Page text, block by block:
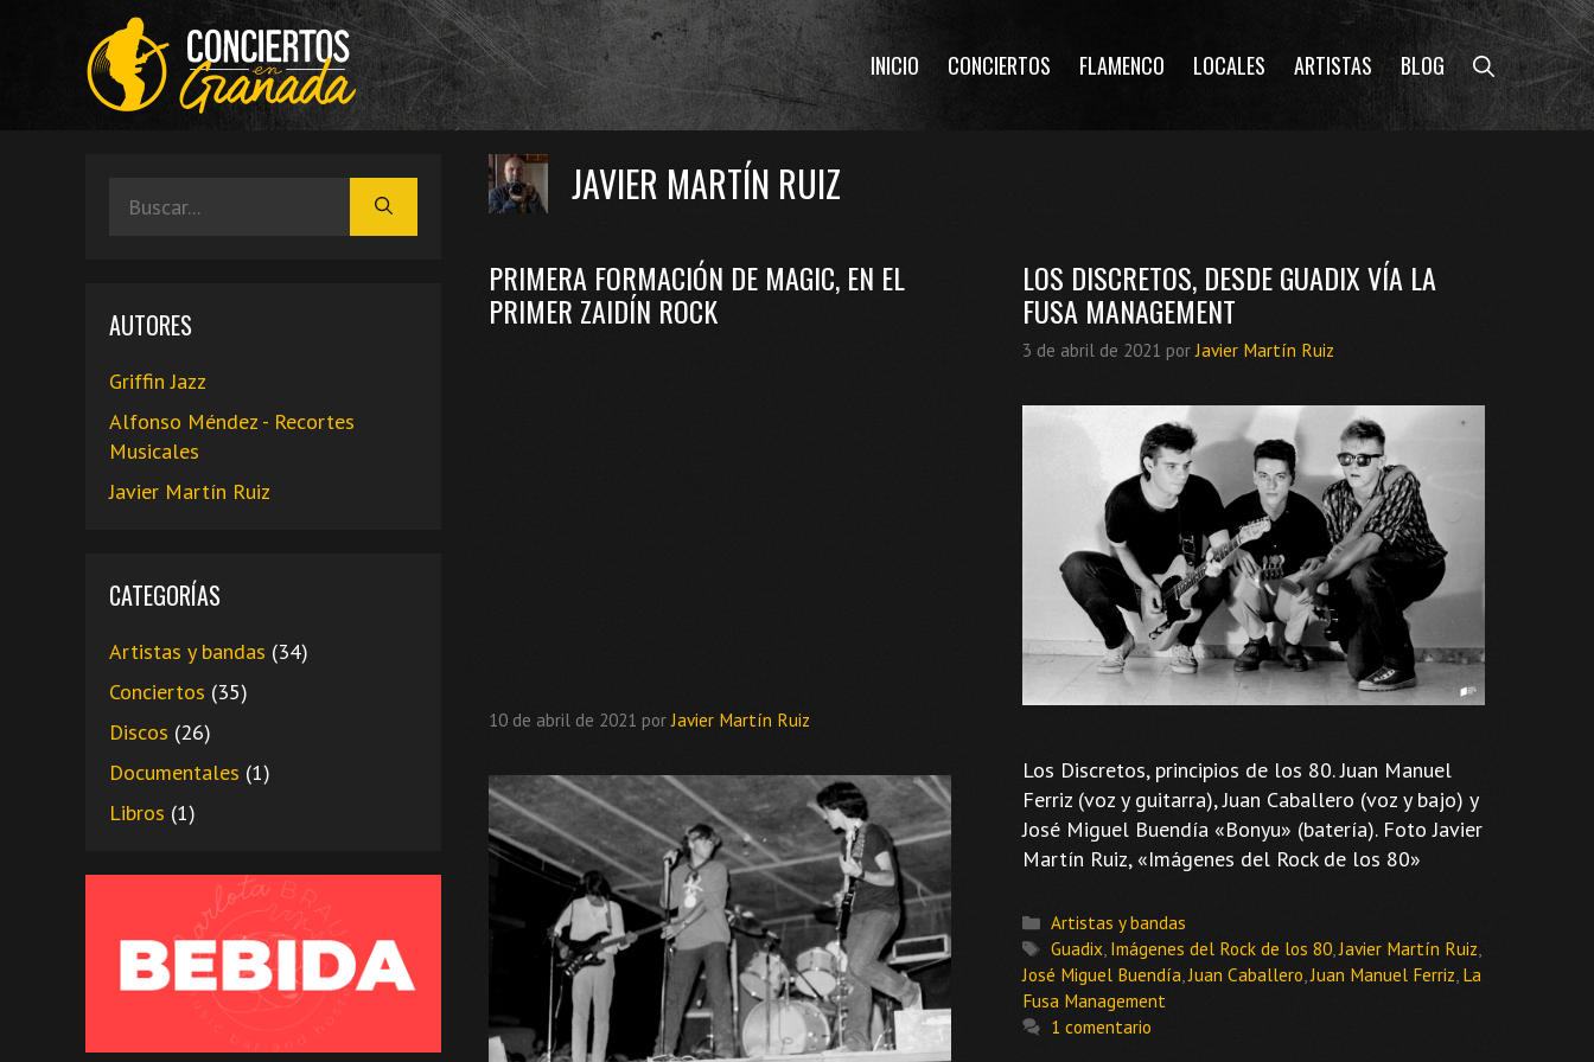
contenido
INICIO CONCIERTOS FLAMENCO LOCALES ARTISTAS BLOG
JAVIER MARTÍN RUIZ
PRIMERA FORMACIÓN DE MAGIC, EN EL
PRIMER ZAIDÍN ROCK
10 de abril de 2021 porJavier Martín Ruiz
LOS DISCRETOS, DESDE GUADIX VÍA LA
FUSA MANAGEMENT
3 de abril de 2021 por Javier Martín Ruiz
Los Discretos, principios de los 80. Juan Manuel
Ferriz (voz y guitarra), Juan Caballero (voz y bajo) y
José Miguel Buendía «Bonyu» (batería). Foto Javier
Martín Ruiz, «Imágenes del Rock de los 80»
Categorías
Artistas y bandas
Etiquetas
Guadix, Imágenes del Rock de los 80,Javier Martín Ruiz,
José Miguel Buendía,Juan Caballero,Juan Manuel Ferriz, La
Fusa Management
1 comentario
AUTORES
Griffin Jazz
Alfonso Méndez - Recortes
Musicales
Javier Martín Ruiz
CATEGORÍAS
Artistas y bandas (34)
Conciertos (35)
Discos (26)
Documentales (1)
Libros (1)